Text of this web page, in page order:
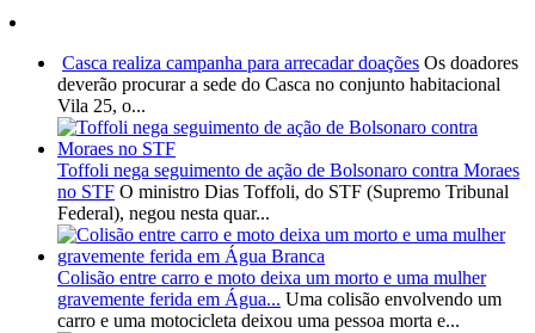
Casca realiza campanha para arrecadar doações Os doadores
deverão procurar a sede do Casca no conjunto habitacional
Vila 25, o...
Toffoli nega seguimento de ação de Bolsonaro contra Moraes
no STF O ministro Dias Toffoli, do STF (Supremo Tribunal
Federal), negou nesta quar...
Colisão entre carro e moto deixa um morto e uma mulher
gravemente ferida em Água... Uma colisão envolvendo um
carro e uma motocicleta deixou uma pessoa morta e...